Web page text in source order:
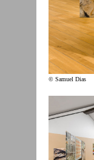
© Samuel Dias